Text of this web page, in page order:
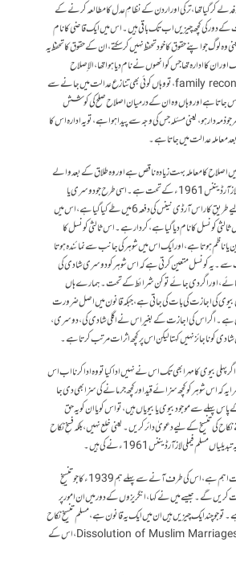
لے کر گیا تھا ، ترکی اور اردن کے نظامِ عدل کا مطالعہ کرنے کے
کے دور کی کچھ چیزیں اب تک باقی ہیں ۔ اس میں ایک قاضی کا نام
وہ لوگ جو اپنے حقوق کا خود تحفظ نہیں کر سکتے، ان کے حقوق کا تحفظ یہ
ان کا ادارہ تھا جس کو انھوں نے نام دیا ہوا تھا، الإصلاح
الأسري، یعنی family reconciliation، تو وہاں کوئی بھی تنازع عدالت میں جانے سے
جاتا ہے اور وہاں وہ ان کے درمیان اصلاح صلح کی کوشش
ذمہ دار ہو، یعنی مسئلہ جس کی وجہ سے پیدا ہوا ہے، تو یہ ادارہ اس کا
معاملہ عدالت میں جاتا ہے۔
اصلاح کا معاملہ بہت زیادہ ناقص ہے اور وہ طلاق کے بعد والے
مرحلے میں ہے، جو مسلم فیملی لاز آرڈیننس 1961ء کے تحت ہے۔ اسی طرح جو دوسری یا
تیسری یا چوتھی شادی کے لیے طریقِ کار اس آرڈی نینس کی دفعہ 6 میں طے کیا گیا ہے، اس میں
کونسل کا نام دیا گیا ہے، کردار ہے۔ اس ثالثی کونسل کا
یا ناظم ہوتا ہے، اور ایک اس میں شوہر کی جانب سے نمائندہ ہوتا
یہ کونسل متعین کرتی ہے کہ اس شوہر کو دوسری شادی کی
اور اگر دی جائے تو کن شرائط کے تحت۔ ہمارے ہاں
کی اجازت کی بات کی جاتی ہے ، جبکہ قانون میں اصل ضرورت
ہے۔ اگر اس کی اجازت کے بغیر اس نے اگلی شادی کی، دوسری،
کو ناجائز نہیں کہتا لیکن اس پر کچھ اثرات مرتب کرتا ہے۔
پہلی بیوی کا مہر ابھی تک اس نے نہیں ادا کیا تو وہ ادا کرنا اب اس
یہ کہ اس شوہر کو کچھ سزائے قید اور کچھ جرمانے کی سزا بھی دی جا
پہلے سے موجود بیوی یا بیویاں ہیں، تو اس کو یا ان کو یہ حق
کی تنسیخ کے لیے دعویٰ دائر کریں۔ یعنی خلع نہیں، بلکہ فسخِ نکاح
فیملی لاز آرڈیننس 1961ء نے کی ہیں ۔
آپ نے خلع کا ذکر کیا، وہ بات اہم ہے، اس کی طرف آنے سے پہلے ہم 1939ء کا جو تنسیخِ
کریں گے۔ جیسے میں نے کہا، انگریزوں کے دور میں ان امور پر
جو چند ایک چیزیں ہیں ان میں ایک یہ قانون ہے، مسلم تنسیخِ نکاح
کا قانون 1939ء، Dissolution of Muslim Marriages Act، اس کے